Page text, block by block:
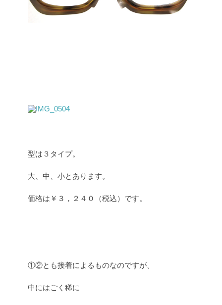
型は３タイプ。
大、中、小とあります。
価格は￥３，２４０（税込）です。
①②とも接着によるものなのですが、
中にはごく稀に